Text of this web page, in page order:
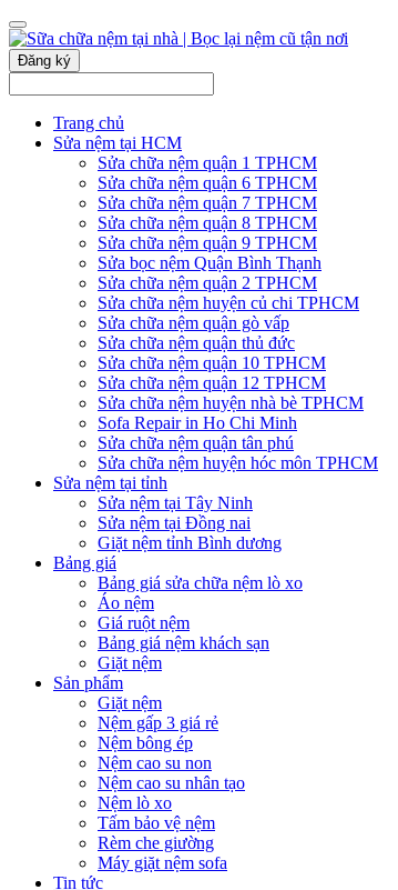
Đăng ký
Trang chủ
Sửa nệm tại HCM
Sửa chữa nệm quận 1 TPHCM
Sửa chữa nệm quận 6 TPHCM
Sửa chữa nệm quận 7 TPHCM
Sửa chữa nệm quận 8 TPHCM
Sửa chữa nệm quận 9 TPHCM
Sửa bọc nệm Quận Bình Thạnh
Sửa chữa nệm quận 2 TPHCM
Sửa chữa nệm huyện củ chi TPHCM
Sửa chữa nệm quận gò vấp
Sửa chữa nệm quận thủ đức
Sửa chữa nệm quận 10 TPHCM
Sửa chữa nệm quận 12 TPHCM
Sửa chữa nệm huyện nhà bè TPHCM
Sofa Repair in Ho Chi Minh
Sửa chữa nệm quận tân phú
Sửa chữa nệm huyện hóc môn TPHCM
Sửa nệm tại tỉnh
Sửa nệm tại Tây Ninh
Sửa nệm tại Đồng nai
Giặt nệm tỉnh Bình dương
Bảng giá
Bảng giá sửa chữa nệm lò xo
Áo nệm
Giá ruột nệm
Bảng giá nệm khách sạn
Giặt nệm
Sản phẩm
Giặt nệm
Nệm gấp 3 giá rẻ
Nệm bông ép
Nệm cao su non
Nệm cao su nhân tạo
Nệm lò xo
Tấm bảo vệ nệm
Rèm che giường
Máy giặt nệm sofa
Tin tức